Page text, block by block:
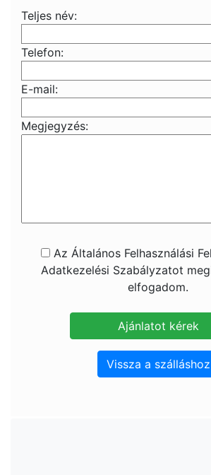
Teljes név:
Telefon:
E-mail:
Megjegyzés:
Az Általános Felhasználási
Adatkezelési Szabályzatot
elfogadom.
Vissza a szálláshoz